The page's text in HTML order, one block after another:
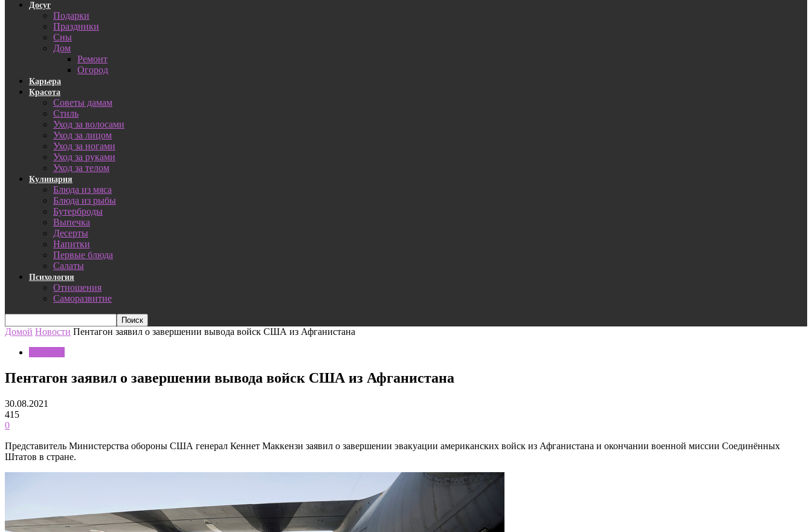
Досуг
Подарки
Праздники
Сны
Дом
Ремонт
Огород
Карьера
Красота
Советы дамам
Стиль
Уход за волосами
Уход за лицом
Уход за ногами
Уход за руками
Уход за телом
Кулинария
Блюда из мяса
Блюда из рыбы
Бутерброды
Выпечка
Десерты
Напитки
Первые блюда
Салаты
Психология
Отношения
Саморазвитие
Домой Новости Пентагон заявил о завершении вывода войск США из Афганистана
Пентагон заявил о завершении вывода войск США из Афганистана
30.08.2021
415
0
Представитель Министерства обороны США генерал Кеннет Маккензи заявил о завершении эвакуации американских войск из Афганистана и окончании военной миссии Соединённых
Штатов в стране.